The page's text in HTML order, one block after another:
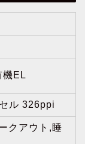
EL
ル 326ppi
クアウト,睡